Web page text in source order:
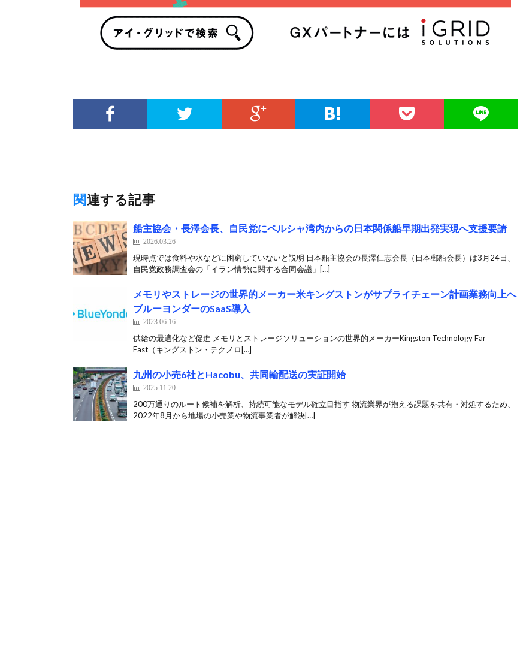
関連する記事
船主協会・長澤会長、自民党にペルシャ湾内からの日本関係船早期出発実現へ支援要請
2026.03.26
現時点では食料や水などに困窮していないと説明 日本船主協会の長澤仁志会長（日本郵船会長）は3月24日、
自民党政務調査会の「イラン情勢に関する合同会議」[…]
メモリやストレージの世界的メーカー米キングストンがサプライチェーン計画業務向上へ
ブルーヨンダーのSaaS導入
2023.06.16
供給の最適化など促進 メモリとストレージソリューションの世界的メーカーKingston Technology Far
East（キングストン・テクノロ[…]
九州の小売6社とHacobu、共同輸配送の実証開始
2025.11.20
200万通りのルート候補を解析、持続可能なモデル確立目指す 物流業界が抱える課題を共有・対処するため、
2022年8月から地場の小売業や物流事業者が解決[…]